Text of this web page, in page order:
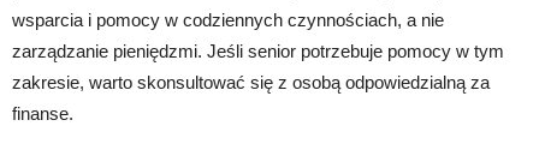
wsparcia i pomocy w codziennych czynnościach, a nie
zarządzanie pieniędzmi. Jeśli senior potrzebuje pomocy w tym
zakresie, warto skonsultować się z osobą odpowiedzialną za
finanse.